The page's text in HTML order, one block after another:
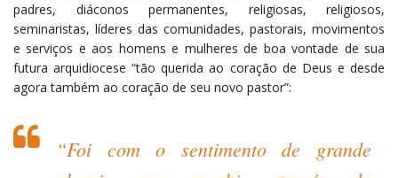
padres, diáconos permanentes, religiosas, religiosos,
seminaristas, líderes das comunidades, pastorais, movimentos
e serviços e aos homens e mulheres de boa vontade de sua
futura arquidiocese “tão querida ao coração de Deus e desde
agora também ao coração de seu novo pastor”:
“Foi com o sentimento de grande